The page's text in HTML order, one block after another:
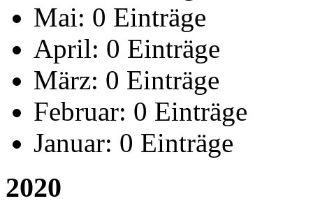
Mai: 0 Einträge
April: 0 Einträge
März: 0 Einträge
Februar: 0 Einträge
Januar: 0 Einträge
2020